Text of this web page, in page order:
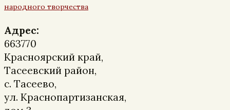
народного творчества
Адрес:
663770
Красноярский край,
Тасеевский район,
с. Тасеево,
ул. Краснопартизанская,